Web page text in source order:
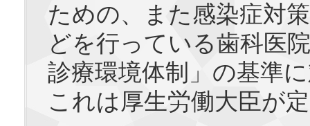
ための、また感染症対
どを行っている歯科医
診療環境体制」の基準
これは厚生労働大臣が